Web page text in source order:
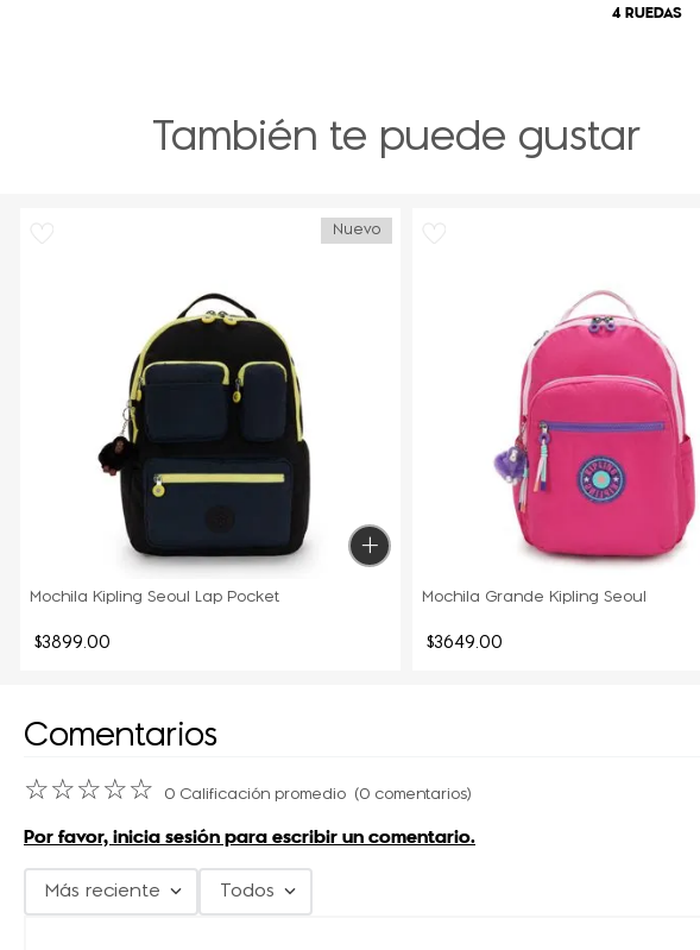
4 RUEDAS
También te puede gustar
Nuevo
Mochila Kipling Seoul Lap Pocket
$3899.00
Mochila Grande Kipling Seoul
$3649.00
Comentarios
☆☆☆☆☆ 0 Calificación promedio (0 comentarios)
Por favor, inicia sesión para escribir un comentario.
Más reciente Todos